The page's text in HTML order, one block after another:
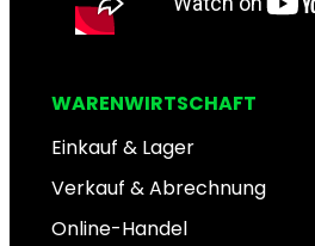
WARENWIRTSCHAFT
Einkauf & Lager
Verkauf & Abrechnung
Online-Handel